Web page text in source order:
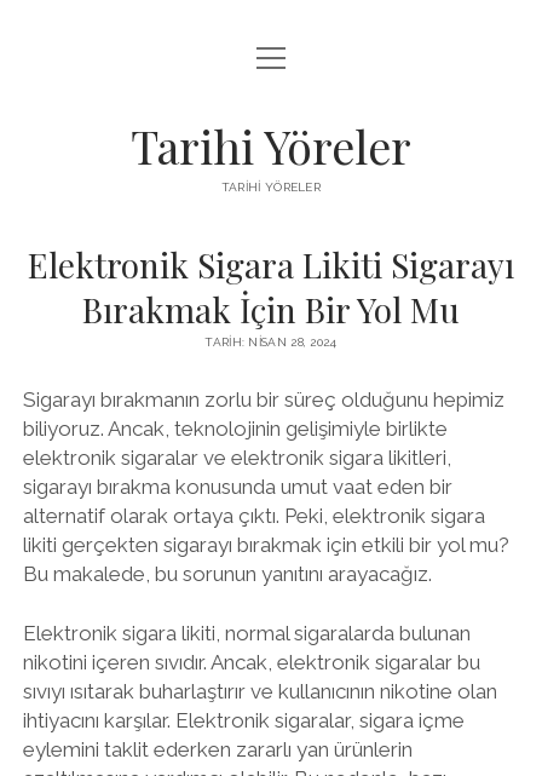
LISTE
ÜCRETSIZ ŞIFRESIZ INSTAGRAM BEĞENI HILESI
menüyü
aç
Tarihi Yöreler
TARIHI YÖRELER
Elektronik Sigara Likiti Sigarayı
Bırakmak İçin Bir Yol Mu
TARIH: NISAN 28, 2024
Sigarayı bırakmanın zorlu bir süreç olduğunu hepimiz
biliyoruz. Ancak, teknolojinin gelişimiyle birlikte
elektronik sigaralar ve elektronik sigara likitleri,
sigarayı bırakma konusunda umut vaat eden bir
alternatif olarak ortaya çıktı. Peki, elektronik sigara
likiti gerçekten sigarayı bırakmak için etkili bir yol mu?
Bu makalede, bu sorunun yanıtını arayacağız.
Elektronik sigara likiti, normal sigaralarda bulunan
nikotini içeren sıvıdır. Ancak, elektronik sigaralar bu
sıvıyı ısıtarak buharlaştırır ve kullanıcının nikotine olan
ihtiyacını karşılar. Elektronik sigaralar, sigara içme
eylemini taklit ederken zararlı yan ürünlerin